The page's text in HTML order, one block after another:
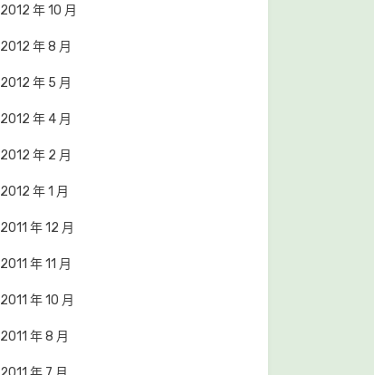
2012 年 10 月
2012 年 8 月
2012 年 5 月
2012 年 4 月
2012 年 2 月
2012 年 1 月
2011 年 12 月
2011 年 11 月
2011 年 10 月
2011 年 8 月